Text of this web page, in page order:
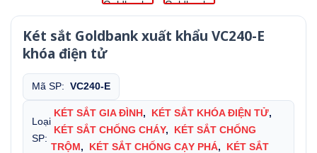
Két sắt Goldbank xuất khẩu VC240-E
khóa điện tử
Mã SP: VC240-E
Loại
SP:
KÉT SẮT GIA ĐÌNH , KÉT SẮT KHÓA ĐIỆN TỬ,
KÉT SẮT CHỐNG CHÁY,
KÉT SẮT CHỐNG
TRỘM , KÉT SẮT CHỐNG CẠY PHÁ,
KÉT SẮT